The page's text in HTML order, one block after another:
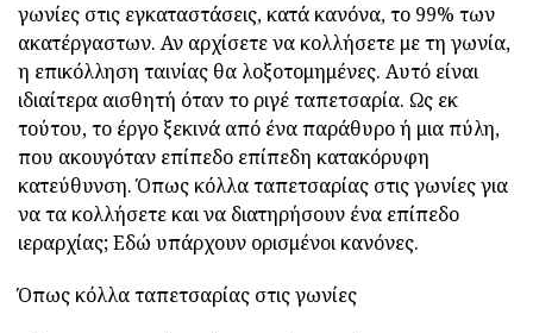
γωνίες στις εγκαταστάσεις, κατά κανόνα, το 99% των
ακατέργαστων. Αν αρχίσετε να κολλήσετε με τη γωνία,
η επικόλληση ταινίας θα λοξοτομημένες. Αυτό είναι
ιδιαίτερα αισθητή όταν το ριγέ ταπετσαρία. Ως εκ
τούτου, το έργο ξεκινά από ένα παράθυρο ή μια πύλη,
που ακουγόταν επίπεδο επίπεδη κατακόρυφη
κατεύθυνση. Όπως κόλλα ταπετσαρίας στις γωνίες για
να τα κολλήσετε και να διατηρήσουν ένα επίπεδο
ιεραρχίας; Εδώ υπάρχουν ορισμένοι κανόνες.
Όπως κόλλα ταπετσαρίας στις γωνίες